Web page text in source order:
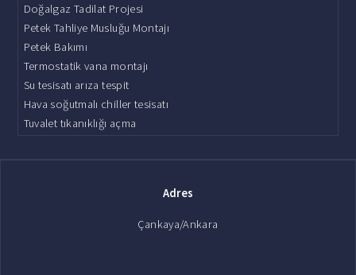
Doğalgaz Tadilat Projesi
Petek Tahliye Musluğu Montajı
Petek Bakımı
Termostatik vana montajı
Su tesisatı arıza tespit
Hava soğutmalı chiller tesisatı
Tuvalet tıkanıklığı açma
Adres
Çankaya/Ankara